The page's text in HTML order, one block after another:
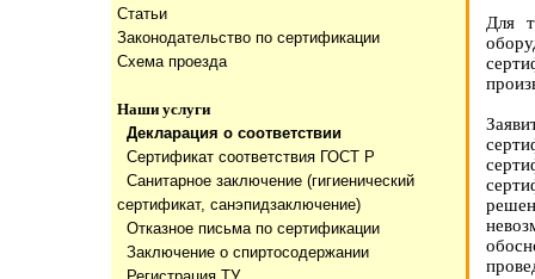
Статьи
Законодательство по сертификации
Схема проезда
Наши услуги
Декларация о соответствии
Сертификат соответствия ГОСТ Р
Санитарное заключение (гигиенический
сертификат, санэпидзаключение)
Отказнoе письма по сертификации
Заключение о спиртосодержании
Для